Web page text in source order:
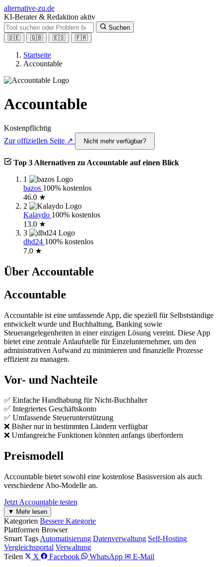
alternative-zu.de
KI-Berater & Redaktion aktiv
Suchen
🇩🇪
🇬🇧 🇪🇸 🇫🇷
Startseite
Accountable
Accountable
Kostenpflichtig
Zur offiziellen Seite ↗
Nicht mehr verfügbar?
Top 3 Alternativen zu Accountable auf einen Blick
1
bazos 100% kostenlos
46.0 ★
2
Kalaydo 100% kostenlos
13.0 ★
3
dhd24 100% kostenlos
7.0 ★
Über Accountable
Accountable
Accountable ist eine umfassende App, die speziell für Selbstständige
entwickelt wurde und Buchhaltung, Banking sowie
Steuerangelegenheiten in einer einzigen Lösung vereint. Diese App
bietet eine zentrale Anlaufstelle für Einzelunternehmer, um den
administrativen Aufwand zu minimieren und finanzielle Prozesse
effizient zu managen.
Vor- und Nachteile
✅ Einfache Handhabung für Nicht-Buchhalter
✅ Integriertes Geschäftskonto
✅ Umfassende Steuerunterstützung
❌ Bisher nur in bestimmten Ländern verfügbar
❌ Umfangreiche Funktionen könnten anfangs überfordern
Preismodell
Accountable bietet sowohl eine kostenlose Basisversion als auch
verschiedene Abo-Modelle an.
Jetzt Accountable testen
▼ Mehr lesen
Kategorien Bessere Kategorie
Plattformen Browser
Smart Tags Automatisierung Datenverwaltung Self-Hosting
Vergleichsportal Verwaltung
Teilen
X Facebook WhatsApp ✉ E-Mail